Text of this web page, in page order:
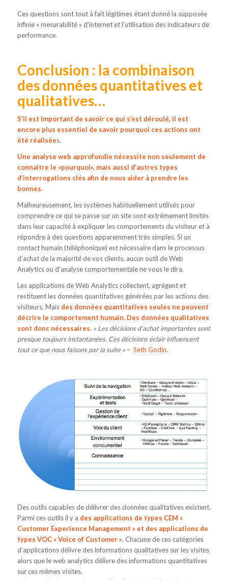
Ces questions sont tout à fait légitimes étant donné la supposée
infinie « mesurabilité » d’internet et l’utilisation des indicateurs de
performance.
Conclusion : la combinaison
des données quantitatives et
qualitatives…
S’il est important de savoir ce qui s’est déroulé, il est
encore plus essentiel de savoir pourquoi ces actions ont
été réalisées.
Une analyse web approfondie nécessite non seulement de
connaitre le «pourquoi», mais aussi d’autres types
d’interrogations clés afin de nous aider à prendre les
bonnes.
Malheureusement, les systèmes habituellement utilisés pour
comprendre ce qui se passe sur un site sont extrêmement limités
dans leur capacité à expliquer les comportements du visiteur et à
répondre à des questions apparemment très simples. Si un
contact humain (téléphonique) est nécessaire dans le processus
d’achat de la majorité de vos clients, aucun outil de Web
Analytics ou d’analyse comportementale ne vous le dira.
Les applications de Web Analytics collectent, agrègent et
restituent les données quantitatives générées par les actions des
visiteurs. Maisdes données quantitatives seules ne peuvent
décrire le comportement humain. Des données qualitatives
sont donc nécessaires. « Les décisions d’achat importantes sont
presque toujours instantanées. Ces décisions éclair influencent
tout ce que nous faisons par la suite »– Seth Godin.
Des outils capables de délivrer des données qualitatives existent.
Parmi ces outils il y a des applications de types CEM «
Customer Experience Management » et des applications de
types VOC « Voice of Customer ». Chacune de ces catégories
d’applications délivre des informations qualitatives sur les visites
alors que le web analytics délivre des informations quantitatives
sur ces mêmes visites.